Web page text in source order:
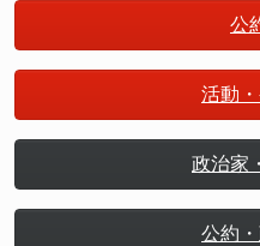
公
活動
政治家
公約